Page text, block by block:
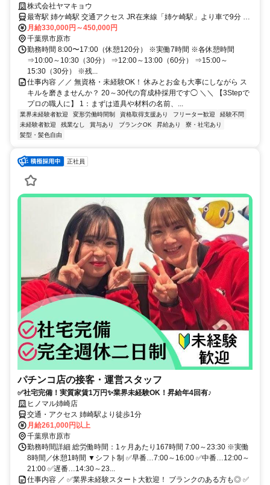
なれる！
株式会社ヤマキョウ
最寄駅 姉ケ崎駅 交通アクセス JR在来線「姉ケ崎駅」より車で9分 ✓
車通勤OK ✓バイク通勤OK ✓基本出張なし
月給330,000円～450,000円
千葉県市原市
勤務時間 8:00〜17:00（休憩120分） ※実働7時間 ※各休憩時間
⇒10:00～10:30（30分） ⇒12:00～13:00（60分） ⇒15:00～
15:30（30分） ※残...
仕事内容 ／／ 無資格・未経験OK！ 休みとお金も大事にしながら ス
キルを磨きませんか？ 20～30代の育成枠採用です◯ ＼＼ 【3Stepで
プロの職人に】 1：まずは道具や材料の名前、...
業界未経験者歓迎 変形労働時間制 資格取得支援あり フリーター歓迎
経験不問
未経験者歓迎
残業なし 賞与あり ブランクOK 昇給あり
寮・社宅あり
髪型・髪色自由
正社員
パチンコ店の接客・運営スタッフ
✅社宅完備！実質家賃1万円✨業界未経験OK！昇給年4回有♪
ヒノマル姉崎店
交通・アクセス 姉崎駅より徒歩1分
月給261,000円以上
千葉県市原市
勤務時間詳細 総労働時間：1ヶ月あたり167時間 7:00～23:30 ※実働
8時間／休憩1時間 ▼シフト制 ✅早番…7:00～16:00 ✅中番…12:00～
21:00 ✅遅番…14:30～23...
仕事内容 ／ ✅業界未経験スタート大歓迎！ ブランクのある方も◎ ✅